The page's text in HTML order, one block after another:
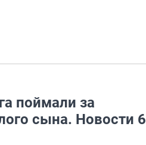
поймали за
сына. Новости 6